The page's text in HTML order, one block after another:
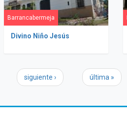
Barrancabermeja
Divino Niño Jesús
siguiente › última »